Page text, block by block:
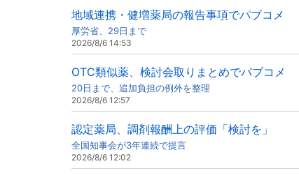
地域連携・健増薬局の報告事項でパブコメ
厚労省、29日まで
2026/8/6 14:53
OTC類似薬、検討会取りまとめでパブコメ
20日まで、追加負担の例外を整理
2026/8/6 12:57
認定薬局、調剤報酬上の評価「検討を」
全国知事会が3年連続で提言
2026/8/6 12:02